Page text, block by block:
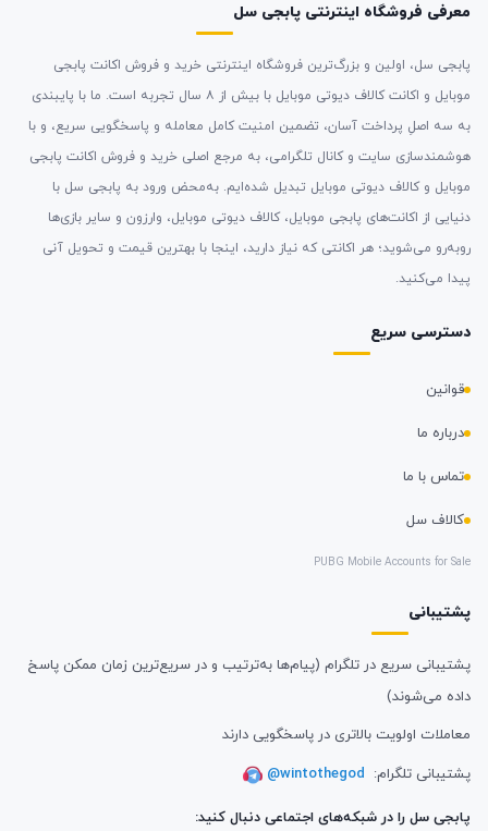
معرفی فروشگاه اینترنتی پابجی سل
پابجی سل، اولین و بزرگ‌ترین فروشگاه اینترنتی خرید و فروش اکانت پابجی
موبایل و اکانت کالاف دیوتی موبایل با بیش از ۸ سال تجربه است. ما با پایبندی
به سه اصلِ پرداخت آسان، تضمین امنیت کامل معامله و پاسخگویی سریع، و با
هوشمندسازی سایت و کانال تلگرامی، به مرجع اصلی خرید و فروش اکانت پابجی
موبایل و کالاف دیوتی موبایل تبدیل شده‌ایم. به‌محض ورود به پابجی سل با
دنیایی از اکانت‌های پابجی موبایل، کالاف دیوتی موبایل، وارزون و سایر بازی‌ها
روبه‌رو می‌شوید؛ هر اکانتی که نیاز دارید، اینجا با بهترین قیمت و تحویل آنی
پیدا می‌کنید.
دسترسی سریع
قوانین
درباره ما
تماس با ما
کالاف سل
PUBG Mobile Accounts for Sale
پشتیبانی
پشتیبانی سریع در تلگرام (پیام‌ها به‌ترتیب و در سریع‌ترین زمان ممکن پاسخ
داده می‌شوند)
معاملات اولویت بالاتری در پاسخگویی دارند
پشتیبانی تلگرام: @wintothegod
پابجی سل را در شبکه‌های اجتماعی دنبال کنید: